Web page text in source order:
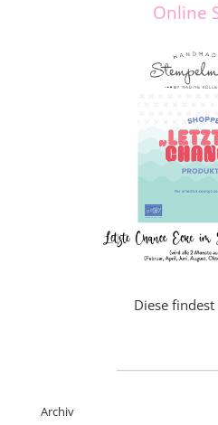
Online
Diese findest
Archiv